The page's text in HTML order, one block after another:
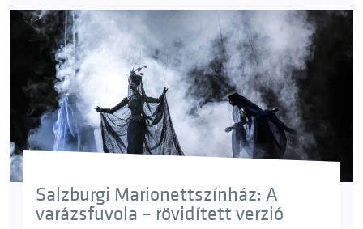
Salzburgi Marionettszínház: A
varázsfuvola – rövidített verzió